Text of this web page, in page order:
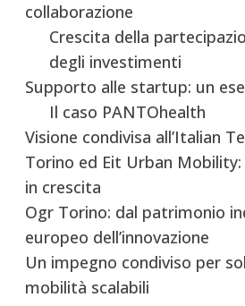
collaborazione
Crescita della
degli investimenti
Supporto alle startup: un
Il caso PANTOhealth
Visione condivisa all’Italian
Torino ed Eit Urban
in crescita
Ogr Torino: dal patrimonio
europeo dell’innovazione
Un impegno condiviso per
mobilità scalabili